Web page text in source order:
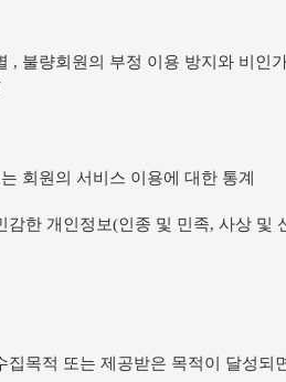
, 불량회원의 부정 이용 방지와 비
회원의 서비스 이용에 대한 통계
한 개인정보(인종 및 민족, 사상
목적 또는 제공받은 목적이 달성되